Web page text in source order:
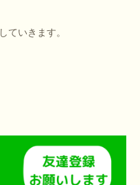
ていきます。